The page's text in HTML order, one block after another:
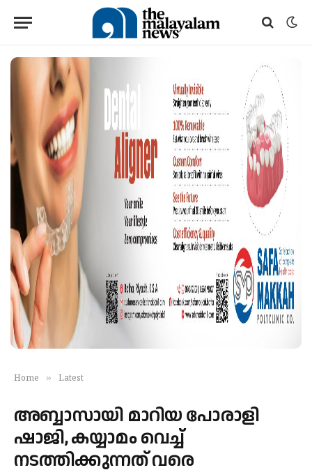
Home » Latest
അബ്ബാസായി മാറിയ പോരാളി
ഷാജി, കയ്യാമം വെച്ച്
നടത്തിക്കുന്നത് വരെ